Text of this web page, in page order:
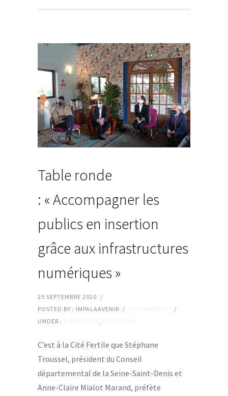
Table ronde
: « Accompagner les
publics en insertion
grâce aux infrastructures
numériques »
25 SEPTEMBRE 2020 /
POSTED BY : IMPALAAVENIR /
/
UNDER :
,
C’est à la Cité Fertile que Stéphane
Troussel, président du Conseil
départemental de la Seine-Saint-Denis et
Anne-Claire Mialot Marand, préfète